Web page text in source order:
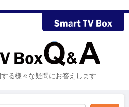
る様々な疑問にお答えします